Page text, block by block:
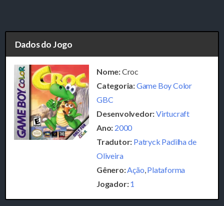
Dados do Jogo
Nome:Croc
Categoria:Game Boy Color
GBC
Desenvolvedor:Virtucraft
Ano: 2000
Tradutor: Patryck Padilha de
Oliveira
Gênero:Ação Plataforma
Jogador:1